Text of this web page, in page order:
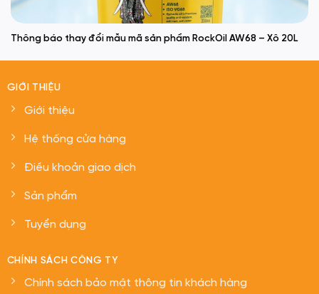
Thông báo thay đổi mẫu mã sản phẩm RockOil AW68 – Xô 20L
GIỚI THIỆU
Giới thiệu
Hệ thống cửa hàng
Điều khoản giao dịch
Sản phẩm
Tuyển dụng
CHÍNH SÁCH CÔNG TY
Chính sách bảo mật thông tin khách hàng